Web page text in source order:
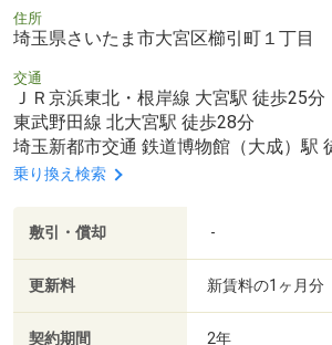
住所
埼玉県さいたま市大宮区櫛引町１丁目
交通
ＪＲ京浜東北・根岸線 大宮駅 徒歩25分
東武野田線 北大宮駅 徒歩28分
埼玉新都市交通 鉄道博物館（大成）駅
乗り換え検索
敷引・償却 -
更新料 新賃料の1ヶ月分
契約期間 2年